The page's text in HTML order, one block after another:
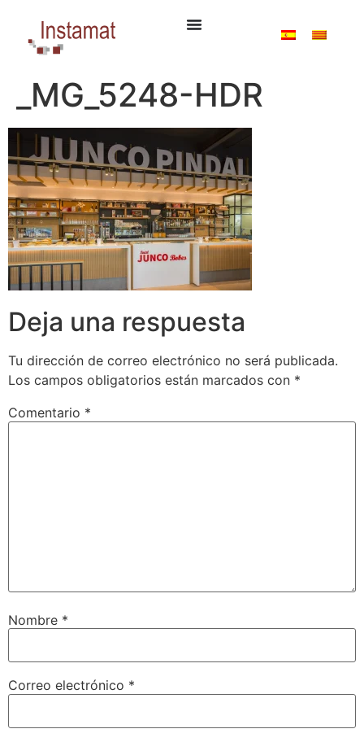
_MG_5248-HDR
Deja una respuesta
Tu dirección de correo electrónico no será publicada.
Los campos obligatorios están marcados con *
Comentario *
Nombre *
Correo electrónico *